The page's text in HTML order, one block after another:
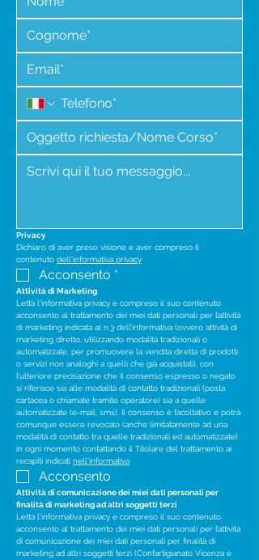
Privacy
Dichiaro di aver preso visione e aver compreso il
contenuto dell'informativa privacy
Acconsento *
Attività di Marketing
Letta l'informativa privacy e compreso il suo contenuto
acconsento al trattamento dei miei dati personali per l’attività
di marketing indicata al n.3 dell’informativa (ovvero attività di
marketing diretto, utilizzando modalità tradizionali o
automatizzate, per promuovere la vendita diretta di prodotti
o servizi non analoghi a quelli che già acquistati), con
l’ulteriore precisazione che il consenso espresso o negato
si riferisce sia alle modalità di contatto tradizionali (posta
cartacea o chiamate tramite operatore) sia a quelle
automatizzate (e-mail, sms). Il consenso è facoltativo e potrà
comunque essere revocato (anche limitatamente ad una
modalità di contatto tra quelle tradizionali ed automatizzate)
in ogni momento contattando il Titolare del trattamento ai
recapiti indicati nell'informativa
Acconsento
Attività di comunicazione dei miei dati personali per
finalità di marketing ad altri soggetti terzi
Letta l'informativa privacy e compreso il suo contenuto
acconsento al trattamento dei miei dati personali per l’attività
di comunicazione dei miei dati personali per finalità di
marketing ad altri soggetti terzi (Confartigianato Vicenza e